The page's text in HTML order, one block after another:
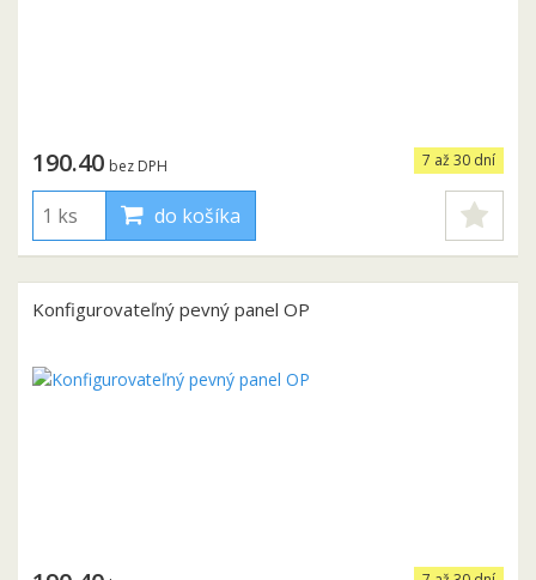
7 až 30 dní
190.40 bez DPH
do košíka
Konfigurovateľný pevný panel OP